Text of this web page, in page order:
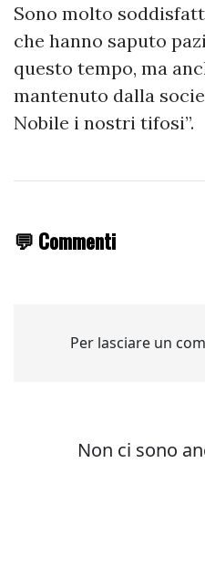
Sono molto
che hanno saputo
questo tempo, ma
mantenuto dalla
Nobile i nostri tifosi”.
💬 Commenti